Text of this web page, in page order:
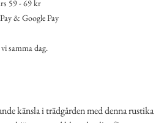
59 - 69 kr
& Google Pay
samma dag.
känsla i trädgården med denna rustika